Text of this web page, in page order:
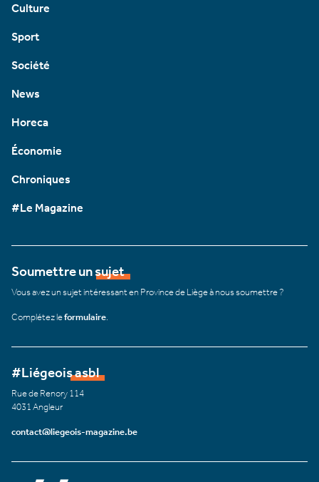
Culture
Sport
Société
News
Horeca
Économie
Chroniques
#Le Magazine
Soumettre un sujet
Vous avez un sujet intéressant en Province de Liège à nous soumettre ?
Complétez leformulaire
#Liégeois asbl
Rue de Renory 114
4031 Angleur
contact@liegeois-magazine.be